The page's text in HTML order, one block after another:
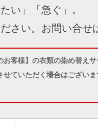
い」「急ぐ」。
さい。お問い合せ
お客様】の衣類の染め替え
ていただく場合はござい